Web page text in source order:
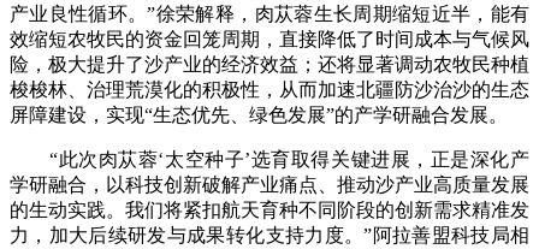
产业良性循环。”徐荣解释，肉苁蓉生长周期缩短近半，能有
效缩短农牧民的资金回笼周期，直接降低了时间成本与气候风
险，极大提升了沙产业的经济效益；还将显著调动农牧民种植
梭梭林、治理荒漠化的积极性，从而加速北疆防沙治沙的生态
屏障建设，实现“生态优先、绿色发展”的产学研融合发展。
“此次肉苁蓉‘太空种子’选育取得关键进展，正是深化产
学研融合，以科技创新破解产业痛点、推动沙产业高质量发展
的生动实践。我们将紧扣航天育种不同阶段的创新需求精准发
力，加大后续研发与成果转化支持力度。”阿拉善盟科技局相